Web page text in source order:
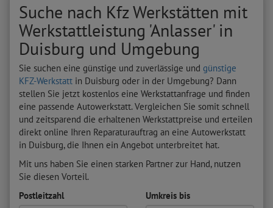
Suche nach Kfz Werkstätten mit
Werkstattleistung 'Anlasser' in
Duisburg und Umgebung
Sie suchen eine günstige und zuverlässige und günstige
KFZ-Werkstatt in Duisburg oder in der Umgebung? Dann
stellen Sie jetzt kostenlos eine Werkstattanfrage und finden
eine passende Autowerkstatt. Vergleichen Sie somit schnell
und zeitsparend die erhaltenen Werkstattpreise und erteilen
direkt online Ihren Reparaturauftrag an eine Autowerkstatt
in Duisburg, die Ihnen ein Angebot unterbreitet hat.
Mit uns haben Sie einen starken Partner zur Hand, nutzen
Sie diesen Vorteil.
Postleitzahl
Umkreis bis